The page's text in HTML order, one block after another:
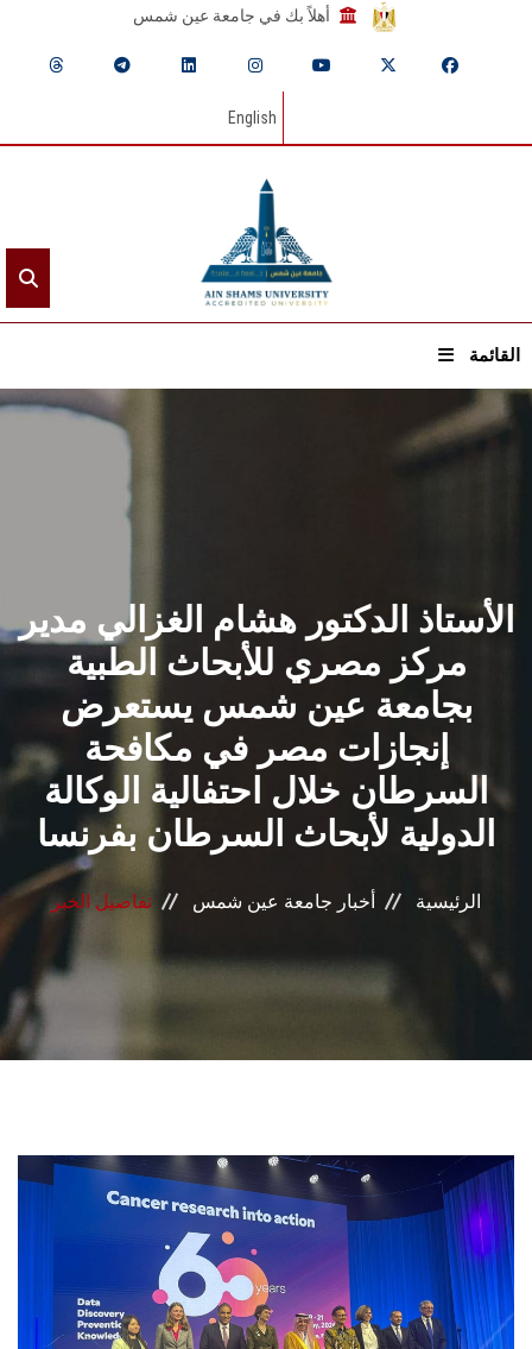
أهلاً بك في جامعة عين شمس
English
القائمة
الرئيسيـة
الشئون الأكاديمية
البحث العلمي
الرعاية الصحية
المراكز والوحدات
الأنظمة الذكية
تواصل معنا
الدراسات العليا
الموظفون
الأستاذ الدكتور هشام الغزالي مدير
مركز مصري للأبحاث الطبية
بجامعة عين شمس يستعرض
إنجازات مصر في مكافحة
السرطان خلال احتفالية الوكالة
الدولية لأبحاث السرطان بفرنسا
الرئيسية أخبار جامعة عين شمس تفاصيل الخبر